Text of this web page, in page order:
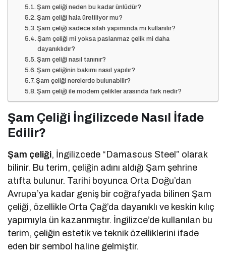
Şam çeliği neden bu kadar ünlüdür?
Şam çeliği hala üretiliyor mu?
Şam çeliği sadece silah yapımında mı kullanılır?
Şam çeliği mi yoksa paslanmaz çelik mi daha
dayanıklıdır?
Şam çeliği nasıl tanınır?
Şam çeliğinin bakımı nasıl yapılır?
Şam çeliği nerelerde bulunabilir?
Şam çeliği ile modern çelikler arasında fark nedir?
Şam Çeliği İngilizcede Nasıl İfade
Edilir?
Şam çeliği, İngilizcede “Damascus Steel” olarak
bilinir. Bu terim, çeliğin adını aldığı Şam şehrine
atıfta bulunur. Tarihi boyunca Orta Doğu’dan
Avrupa’ya kadar geniş bir coğrafyada bilinen Şam
çeliği, özellikle Orta Çağ’da dayanıklı ve keskin kılıç
yapımıyla ün kazanmıştır. İngilizce’de kullanılan bu
terim, çeliğin estetik ve teknik özelliklerini ifade
eden bir sembol haline gelmiştir.